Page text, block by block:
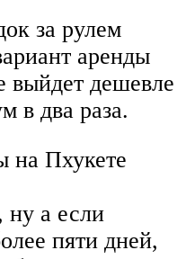
за рулем
аренды
дешевле
в два раза.
на Пхукете
ну а если
пяти дней,